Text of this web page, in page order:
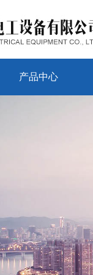
产品中心